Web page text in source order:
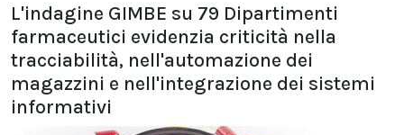
L'indagine GIMBE su 79 Dipartimenti
farmaceutici evidenzia criticità nella
tracciabilità, nell'automazione dei
magazzini e nell'integrazione dei sistemi
informativi